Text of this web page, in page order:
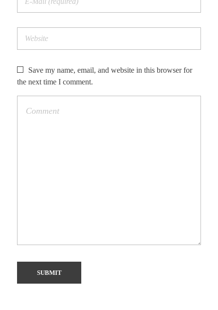
Save my name, email, and website in this browser for
the next time I comment.